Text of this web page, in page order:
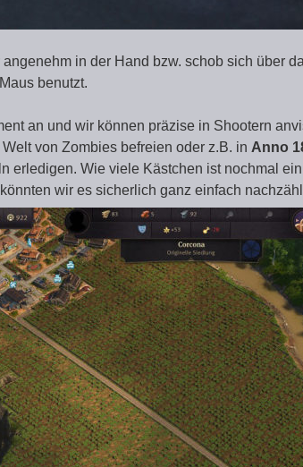
in der Hand bzw. schob sich über
benutzt.
an und wir können präzise in Shootern
von Zombies befreien oder z.B. in Anno
erledigen. Wie viele Kästchen ist nochmal ein
wir es sicherlich ganz einfach